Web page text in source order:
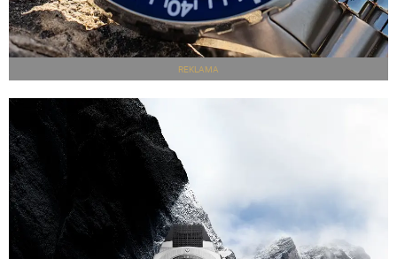
REKLAMA